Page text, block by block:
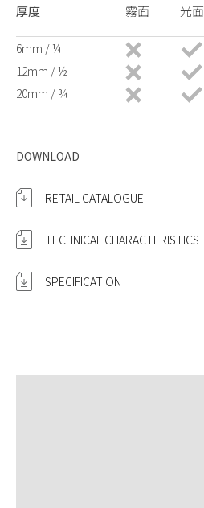
厚度 霧面 光面
6mm / ¼
12mm / ½
20mm / ¾
DOWNLOAD
RETAIL CATALOGUE
TECHNICAL CHARACTERISTICS
SPECIFICATION